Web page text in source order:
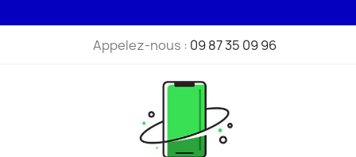
Appelez-nous : 09 87 35 09 96